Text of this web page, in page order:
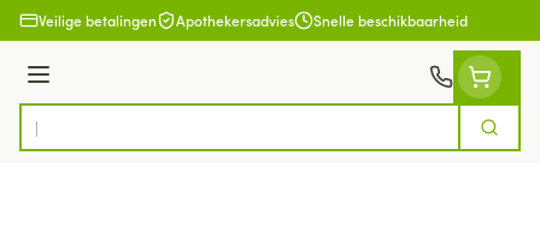
Ga naar de inhoud
Veilige betalingen Apothekersadvies Snelle beschikbaarheid
Menu
Product, merk, categorie...
Zoek